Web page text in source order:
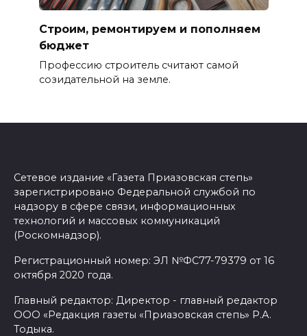
Строим, ремонтируем и пополняем
бюджет
Профессию строитель считают самой
созидательной на земле.
Сетевое издание «Газета Приазовская степь»
зарегистрировано Федеральной службой по
надзору в сфере связи, информационных
технологий и массовых коммуникаций
(Роскомнадзор).
Регистрационный номер: ЭЛ №ФС77-79379 от 16
октября 2020 года.
Главный редактор: Директор - главный редактор
ООО «Редакция газеты «Приазовская степь» Р.А.
Тодыка.